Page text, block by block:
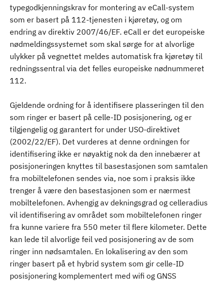
typegodkjenningskrav for montering av eCall-system
som er basert på 112-tjenesten i kjøretøy, og om
endring av direktiv 2007/46/EF. eCall er det europeiske
nødmeldingssystemet som skal sørge for at alvorlige
ulykker på vegnettet meldes automatisk fra kjøretøy til
redningssentral via det felles europeiske nødnummeret
112.
Gjeldende ordning for å identifisere plasseringen til den
som ringer er basert på celle-ID posisjonering, og er
tilgjengelig og garantert for under USO-direktivet
(2002/22/EF). Det vurderes at denne ordningen for
identifisering ikke er nøyaktig nok da den innebærer at
posisjoneringen knyttes til basestasjonen som samtalen
fra mobiltelefonen sendes via, noe som i praksis ikke
trenger å være den basestasjonen som er nærmest
mobiltelefonen. Avhengig av dekningsgrad og celleradius
vil identifisering av området som mobiltelefonen ringer
fra kunne variere fra 550 meter til flere kilometer. Dette
kan lede til alvorlige feil ved posisjonering av de som
ringer inn nødsamtalen. En lokalisering av den som
ringer basert på et hybrid system som gir celle-ID
posisjonering komplementert med wifi og GNSS